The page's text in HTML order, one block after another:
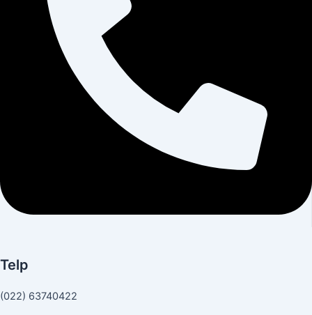
Telp
(022) 63740422